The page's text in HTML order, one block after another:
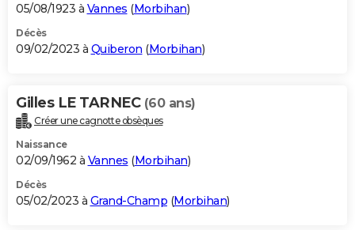
05/08/1923 à Vannes (Morbihan)
Décès
09/02/2023 à Quiberon (Morbihan)
Gilles LE TARNEC (60 ans)
Créer une cagnotte obsèques
Naissance
02/09/1962 à Vannes (Morbihan)
Décès
05/02/2023 à Grand-Champ (Morbihan)